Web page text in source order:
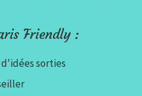
Friendly :
sorties